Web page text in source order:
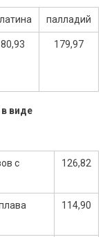
палладий
80,93 179,97
виде
с
126,82
114,90